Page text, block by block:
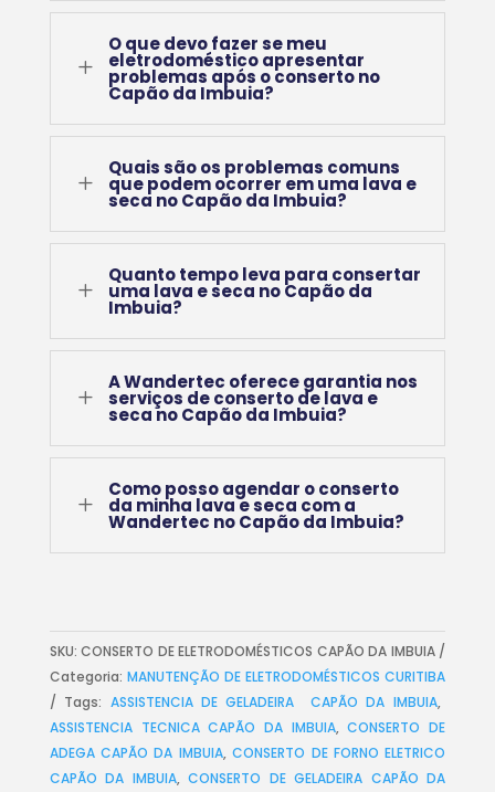
L
O que devo fazer se meu
eletrodoméstico apresentar
problemas após o conserto no
Capão da Imbuia?
L
Quais são os problemas comuns
que podem ocorrer em uma lava e
seca no Capão da Imbuia?
L
Quanto tempo leva para consertar
uma lava e seca no Capão da
Imbuia?
L
A Wandertec oferece garantia nos
serviços de conserto de lava e
seca no Capão da Imbuia?
L
Como posso agendar o conserto
da minha lava e seca com a
Wandertec no Capão da Imbuia?
SKU:CONSERTO DE ELETRODOMÉSTICOS CAPÃO DA IMBUIA
Categoria: MANUTENÇÃO DE ELETRODOMÉSTICOS CURITIBA
Tags: ASSISTENCIA DE GELADEIRA CAPÃO DA IMBUIA,
ASSISTENCIA TECNICA CAPÃO DA IMBUIA,CONSERTO DE
ADEGA CAPÃO DA IMBUIA,CONSERTO DE FORNO ELETRICO
CAPÃO DA IMBUIA,CONSERTO DE GELADEIRA CAPÃO DA